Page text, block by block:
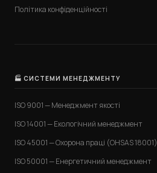
Політика конфіденційності
🏭 СИСТЕМИ МЕНЕДЖМЕНТУ
ISO 9001 — Менеджмент якості
ISO 14001 — Екологічний менеджмент
ISO 45001 — Охорона праці (OHSAS 18001)
ISO 50001 — Енергетичний менеджмент